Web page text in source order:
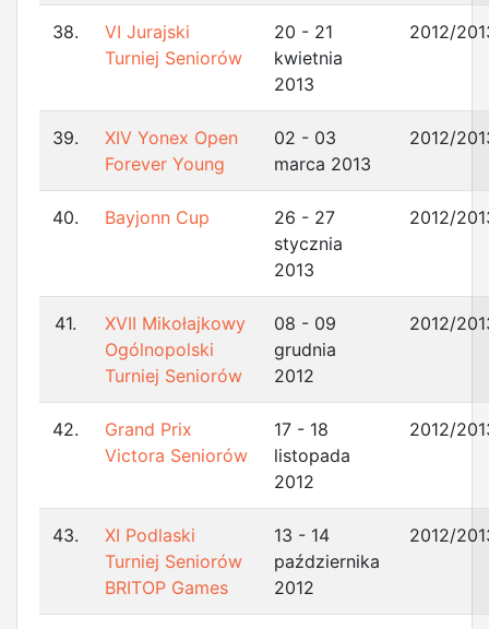
38.
VI Jurajski
Turniej Seniorów
20 - 21
kwietnia
2013
2012/
39.
XIV Yonex Open
Forever Young
02 - 03
marca 2013
2012/
40. Bayjonn Cup
26 - 27
stycznia
2013
2012/
41.
XVII Mikołajkowy
Ogólnopolski
Turniej Seniorów
08 - 09
grudnia
2012
2012/
42.
Grand Prix
Victora Seniorów
17 - 18
listopada
2012
2012/
43.
XI Podlaski
Turniej Seniorów
BRITOP Games
13 - 14
października
2012
2012/